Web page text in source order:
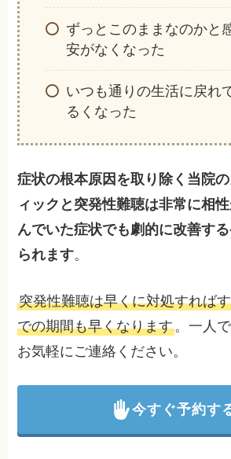
ずっとこのままなのかと
安がなくなった
いつも通りの生活に戻れ
るくなった
症状の根本原因を取り除く当院
ィックと突発性難聴は非常に相
んでいた症状でも劇的に改善す
られます。
突発性難聴は早くに対処すれば
での期間も早くなります。一人
お気軽にご連絡ください。
今すぐ予約す